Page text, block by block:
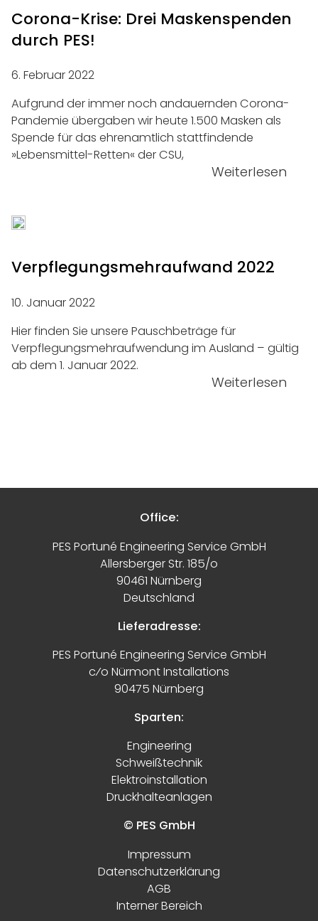
Corona-Krise: Drei Maskenspenden
durch PES!
6. Februar 2022
Aufgrund der immer noch andauernden Corona-
Pandemie übergaben wir heute 1.500 Masken als
Spende für das ehrenamtlich stattfindende
»Lebensmittel-Retten« der CSU,
Weiterlesen
Verpflegungs­mehraufwand 2022
10. Januar 2022
Hier finden Sie unsere Pauschbeträge für
Verpflegungsmehraufwendung im Ausland – gültig
ab dem 1. Januar 2022.
Weiterlesen
Office:
PES Portuné Engineering Service GmbH
Allersberger Str. 185/o
90461 Nürnberg
Deutschland
Lieferadresse:
PES Portuné Engineering Service GmbH
c⁄o Nürmont Installations
90475 Nürnberg
Sparten:
Engineering
Schweißtechnik
Elektroinstallation
Druckhalteanlagen
© PES GmbH
Impressum
Datenschutzerklärung
AGB
Interner Bereich